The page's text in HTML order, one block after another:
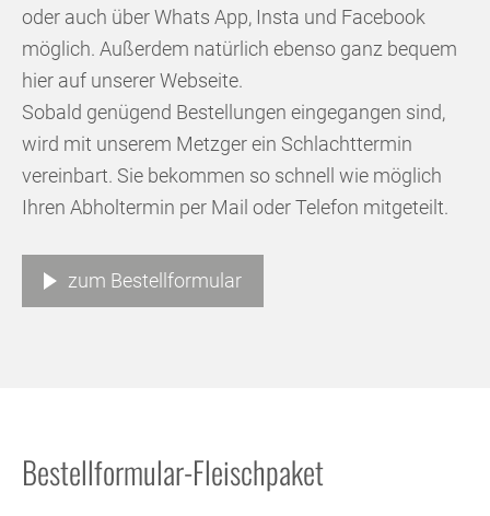
oder auch über Whats App, Insta und Facebook
möglich. Außerdem natürlich ebenso ganz bequem
hier auf unserer Webseite.
Sobald genügend Bestellungen eingegangen sind,
wird mit unserem Metzger ein Schlachttermin
vereinbart. Sie bekommen so schnell wie möglich
Ihren Abholtermin per Mail oder Telefon mitgeteilt.
zum Bestellformular
Bestellformular-Fleischpaket